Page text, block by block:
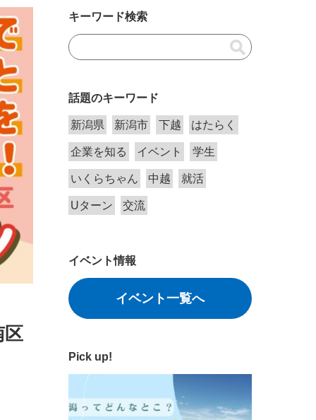
区
キーワード検索
話題のキーワード
新潟県 新潟市 下越 はたらく
企業を知る イベント 学生
いくらちゃん 中越 就活
Uターン 交流
イベント情報
イベント一覧へ
Pick up!